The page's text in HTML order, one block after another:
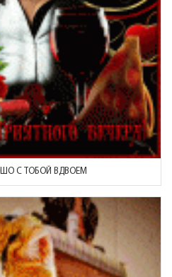
С ТОБОЙ ВДВОЕМ